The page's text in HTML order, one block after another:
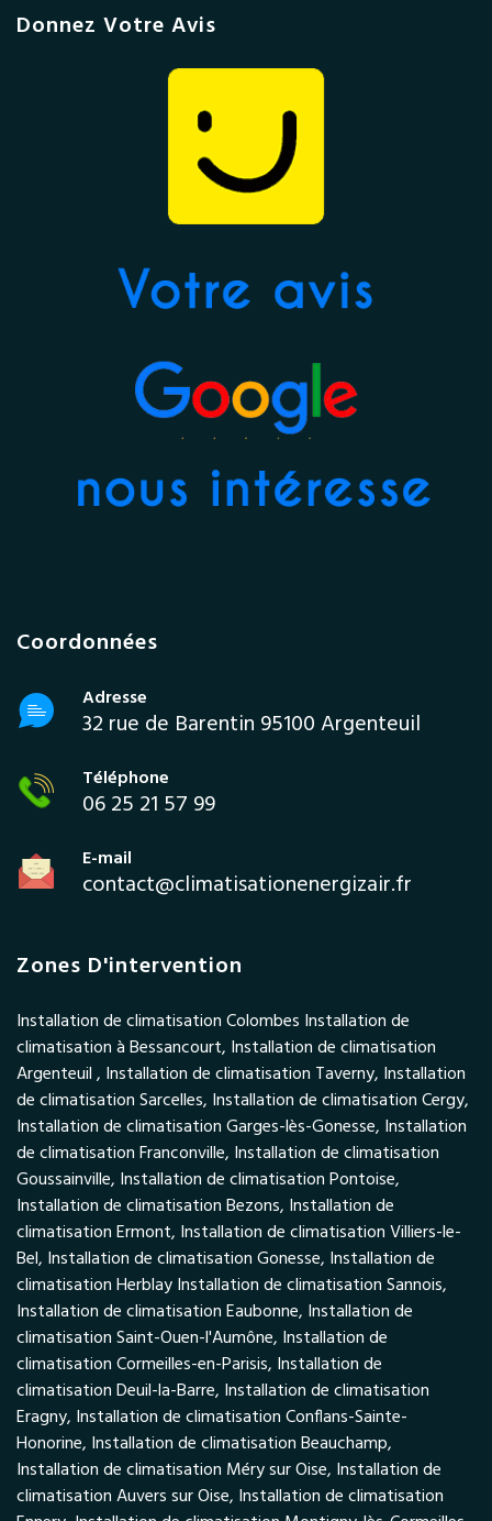
Donnez Votre Avis
Coordonnées
Adresse
32 rue de Barentin 95100 Argenteuil
Téléphone
06 25 21 57 99
E-mail
contact@climatisationenergizair.fr
Zones D'intervention
Installation de climatisation Colombes Installation de
climatisation à Bessancourt, Installation de climatisation
Argenteuil , Installation de climatisation Taverny, Installation
de climatisation Sarcelles, Installation de climatisation Cergy,
Installation de climatisation Garges-lès-Gonesse, Installation
de climatisation Franconville, Installation de climatisation
Goussainville, Installation de climatisation Pontoise,
Installation de climatisation Bezons, Installation de
climatisation Ermont, Installation de climatisation Villiers-le-
Bel, Installation de climatisation Gonesse, Installation de
climatisation Herblay Installation de climatisation Sannois,
Installation de climatisation Eaubonne, Installation de
climatisation Saint-Ouen-l'Aumône, Installation de
climatisation Cormeilles-en-Parisis, Installation de
climatisation Deuil-la-Barre, Installation de climatisation
Eragny, Installation de climatisation Conflans-Sainte-
Honorine, Installation de climatisation Beauchamp,
Installation de climatisation Méry sur Oise, Installation de
climatisation Auvers sur Oise, Installation de climatisation